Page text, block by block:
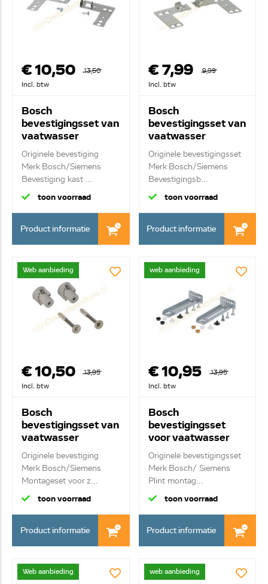
€ 10,50
13,50
Incl. btw
Bosch
bevestigingsset van
vaatwasser
00622456
Originele bevestiging
Merk Bosch/Siemens
Bevestiging kast ...
toon voorraad
Product informatie
€ 7,99
9,99
Incl. btw
Bosch
bevestigingsset van
vaatwasser
00622622
Originele bevestigingsset
Merk Bosch/Siemens
Bevestigingsb...
toon voorraad
Product informatie
Web aanbieding
€ 10,50
13,95
Incl. btw
Bosch
bevestigingsset van
vaatwasser
00622861
Originele bevestiging
Merk Bosch/Siemens
Montageset voor z...
toon voorraad
Product informatie
web aanbieding
€ 10,95
13,95
Incl. btw
Bosch
bevestigingsset
voor vaatwasser
00612653
Originele bevestigingsset
Merk Bosch/ Siemens
Plint montag...
toon voorraad
Product informatie
Web aanbieding web aanbieding